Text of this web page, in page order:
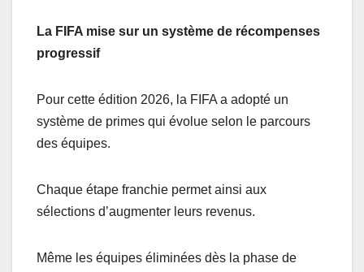
La FIFA mise sur un système de récompenses
progressif
Pour cette édition 2026, la FIFA a adopté un
système de primes qui évolue selon le parcours
des équipes.
Chaque étape franchie permet ainsi aux
sélections d’augmenter leurs revenus.
Même les équipes éliminées dès la phase de